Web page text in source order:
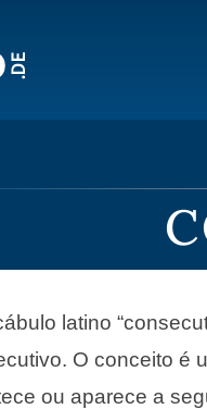
latino
O conceito é
ou aparece a